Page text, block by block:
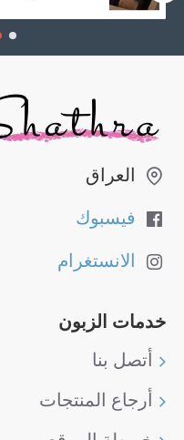
العراق
فيسبوك
الانستغرام
خدمات الزبون
أتصل بنا
أرجاع المنتجات